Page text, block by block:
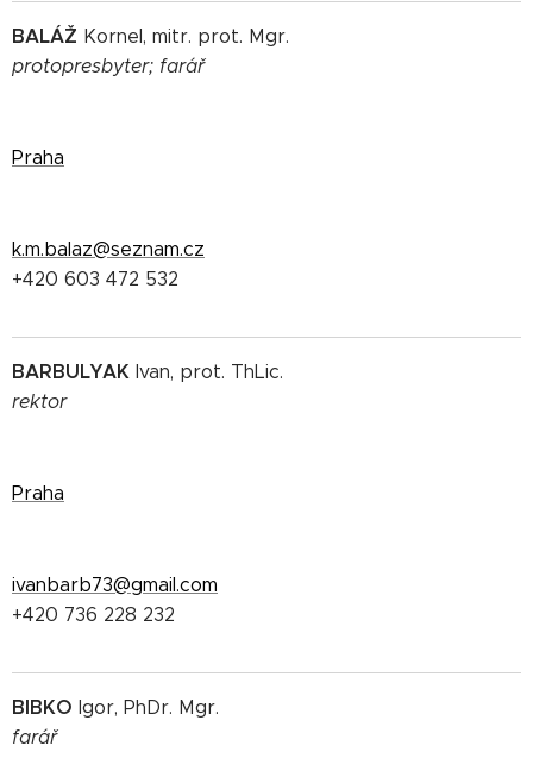
BALÁŽ Kornel, mitr. prot. Mgr.
protopresbyter; farář
Praha
k.m.balaz@seznam.cz
+420 603 472 532
BARBULYAK Ivan, prot. ThLic.
rektor
Praha
ivanbarb73@gmail.com
+420 736 228 232
BIBKO Igor, PhDr. Mgr.
farář